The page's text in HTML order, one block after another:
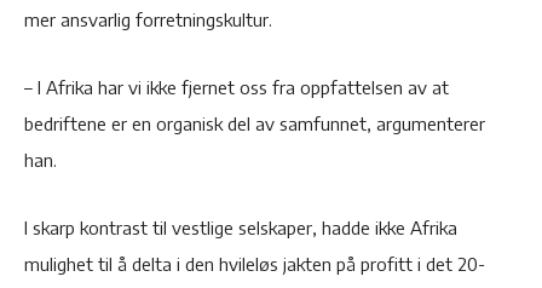
mer ansvarlig forretningskultur.
– I Afrika har vi ikke fjernet oss fra oppfattelsen av at
bedriftene er en organisk del av samfunnet, argumenterer
han.
I skarp kontrast til vestlige selskaper, hadde ikke Afrika
mulighet til å delta i den hvileløs jakten på profitt i det 20-